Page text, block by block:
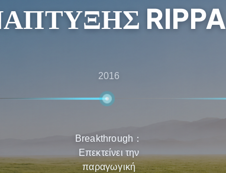
RIPPA
2016
Breakthrough：
Επεκτείνει την
παραγωγική